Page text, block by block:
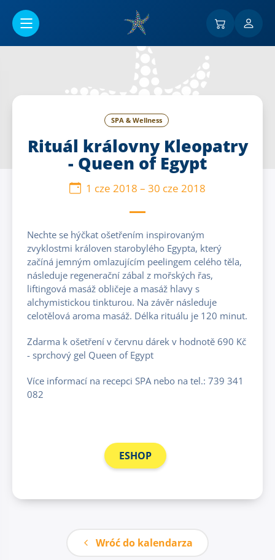
SPA & Wellness
Rituál královny Kleopatry
- Queen of Egypt
1 cze 2018 – 30 cze 2018
Nechte se hýčkat ošetřením inspirovaným
zvyklostmi královen starobylého Egypta, který
začíná jemným omlazujícím peelingem celého těla,
následuje regenerační zábal z mořských řas,
liftingová masáž obličeje a masáž hlavy s
alchymistickou tinkturou. Na závěr následuje
celotělová aroma masáž. Délka rituálu je 120 minut.
Zdarma k ošetření v červnu dárek v hodnotě 690 Kč
- sprchový gel Queen of Egypt
Více informací na recepci SPA nebo na tel.: 739 341
082
ESHOP
Wróć do kalendarza